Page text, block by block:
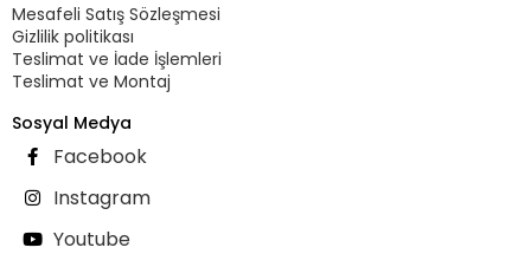
Mesafeli Satış Sözleşmesi
Gizlilik politikası
Teslimat ve İade İşlemleri
Teslimat ve Montaj
Sosyal Medya
Facebook
Instagram
Youtube